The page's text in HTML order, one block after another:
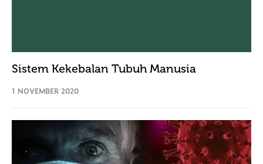
Sistem Kekebalan Tubuh Manusia
1 NOVEMBER 2020